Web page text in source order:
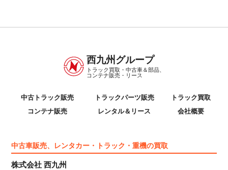
西九州グループ
トラック買取・中古車＆部品、
コンテナ販売・リース
中古トラック販売 トラックパーツ販売
トラック買取
コンテナ販売
レンタル＆リース 会社概要
中古車販売、レンタカー・トラック・重機の買取
株式会社 西九州